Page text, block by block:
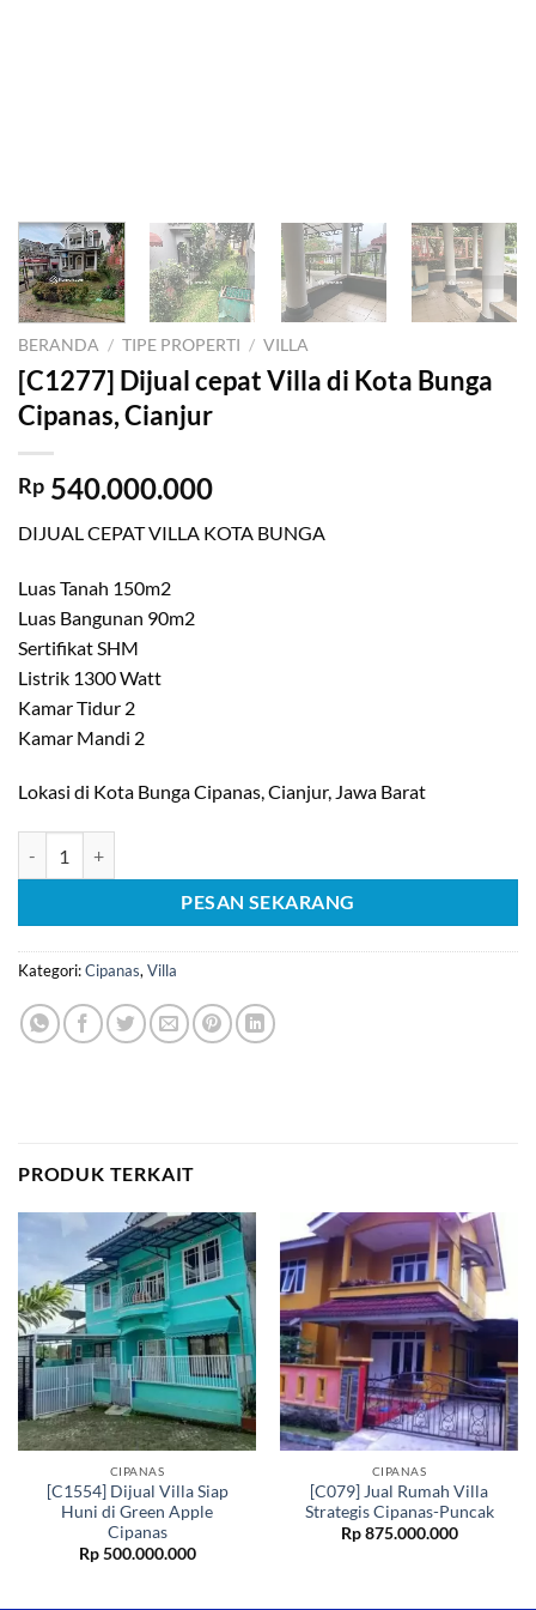
BERANDA / TIPE PROPERTI / VILLA
[C1277] Dijual cepat Villa di Kota Bunga
Cipanas, Cianjur
Rp 540.000.000
DIJUAL CEPAT VILLA KOTA BUNGA
Luas Tanah 150m2
Luas Bangunan 90m2
Sertifikat SHM
Listrik 1300 Watt
Kamar Tidur 2
Kamar Mandi 2
Lokasi di Kota Bunga Cipanas, Cianjur, Jawa Barat
PESAN SEKARANG
Kategori:Cipanas, Villa
PRODUK TERKAIT
CIPANAS
[C1554] Dijual Villa Siap
Huni di Green Apple
Cipanas
Rp500.000.000
CIPANAS
[C079] Jual Rumah Villa
Strategis Cipanas-Puncak
Rp875.000.000